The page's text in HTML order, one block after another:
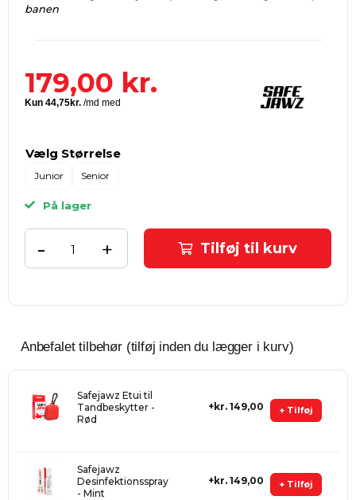
banen
179,00 kr.
Vælg Størrelse
Junior Senior
På lager
+
- Tilføj til kurv
Anbefalet tilbehør (tilføj inden du lægger i kurv)
+ Tilføj
Safejawz Etui til
Tandbeskytter -
Rød
kr. 149,00
+ Tilføj
Safejawz
Desinfektionsspray
- Mint
kr. 149,00